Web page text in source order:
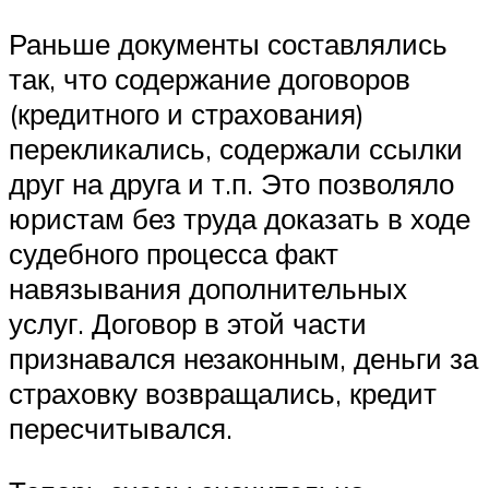
Раньше документы составлялись
так, что содержание договоров
(кредитного и страхования)
перекликались, содержали ссылки
друг на друга и т.п. Это позволяло
юристам без труда доказать в ходе
судебного процесса факт
навязывания дополнительных
услуг. Договор в этой части
признавался незаконным, деньги за
страховку возвращались, кредит
пересчитывался.